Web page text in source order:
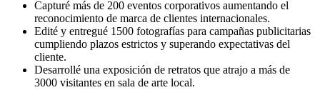
Capturé más de 200 eventos corporativos aumentando el
reconocimiento de marca de clientes internacionales.
Edité y entregué 1500 fotografías para campañas publicitarias
cumpliendo plazos estrictos y superando expectativas del
cliente.
Desarrollé una exposición de retratos que atrajo a más de
3000 visitantes en sala de arte local.